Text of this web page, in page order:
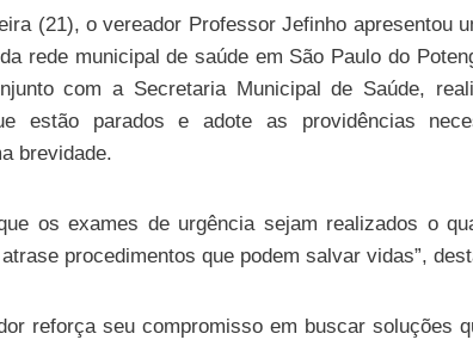
(21), o vereador Professor Jefinho apresentou
rede municipal de saúde em São Paulo do
com a Secretaria Municipal de Saúde,
estão parados e adote as providências
brevidade.
os exames de urgência sejam realizados o
procedimentos que podem salvar vidas”,
reforça seu compromisso em buscar soluções